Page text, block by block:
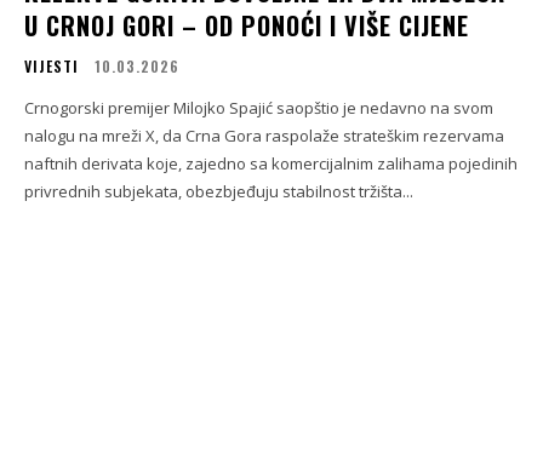
U CRNOJ GORI – OD PONOĆI I VIŠE CIJENE
VIJESTI 10.03.2026
Crnogorski premijer Milojko Spajić saopštio je nedavno na svom
nalogu na mreži X, da Crna Gora raspolaže strateškim rezervama
naftnih derivata koje, zajedno sa komercijalnim zalihama pojedinih
privrednih subjekata, obezbjeđuju stabilnost tržišta...